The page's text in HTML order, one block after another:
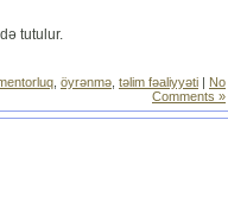
tutulur.
öyrənmə təlim fəaliyyəti
No
Comments »